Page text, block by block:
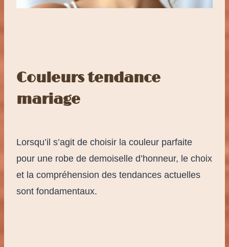
Couleurs tendance
mariage
Lorsqu’il s’agit de choisir la couleur parfaite
pour une robe de demoiselle d’honneur, le choix
et la compréhension des tendances actuelles
sont fondamentaux.